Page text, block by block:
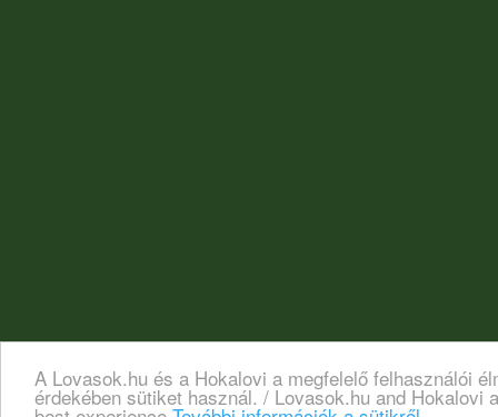
A Lovasok.hu és a Hokalovi a megfelelő felhasználói
érdekében sütiket használ. / Lovasok.hu and Hokalovi